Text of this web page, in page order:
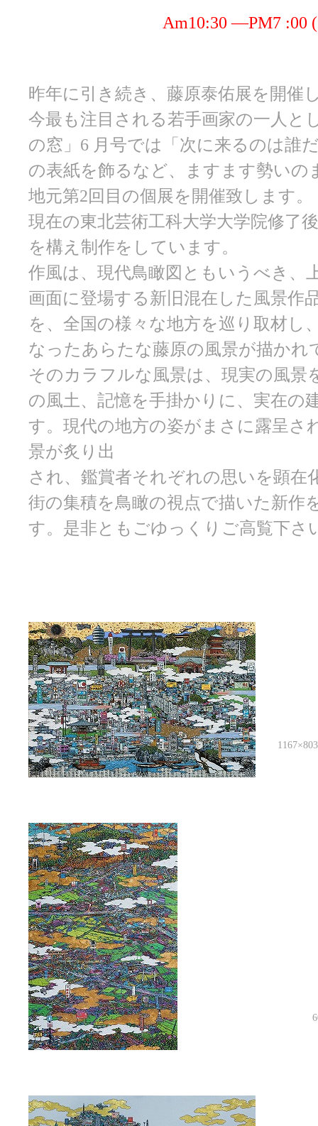
Am10:30 ―PM7 :00
昨年に引き続き、藤原泰佑展を開催
今最も注目される若手画家の一人と
の窓」6 月号では「次に来るのは誰
の表紙を飾るなど、ますます勢いの
地元第2回目の個展を開催致します。
現在の東北芸術工科大学大学院修了
を構え制作をしています。
作風は、現代鳥瞰図ともいうべき、
画面に登場する新旧混在した風景作
を、全国の様々な地方を巡り取材し
なったあらたな藤原の風景が描かれ
そのカラフルな風景は、現実の風景
の風土、記憶を手掛かりに、実在の
す。現代の地方の姿がまさに露呈さ
景が炙り出
され、鑑賞者それぞれの思いを顕在
街の集積を鳥瞰の視点で描いた新作
す。是非ともごゆっくりご高覧下さ